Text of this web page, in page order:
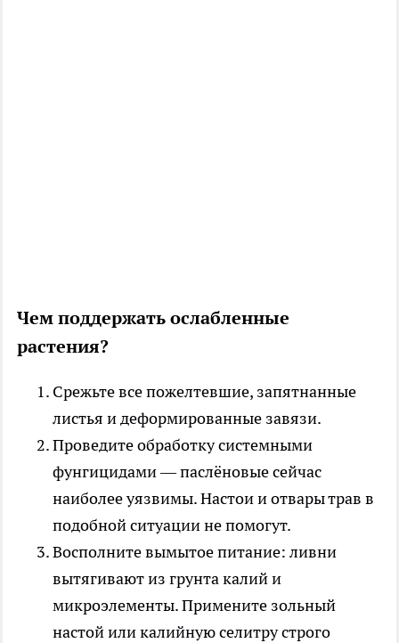
Чем поддержать ослабленные
растения?
Срежьте все пожелтевшие, запятнанные
листья и деформированные завязи.
Проведите обработку системными
фунгицидами — паслёновые сейчас
наиболее уязвимы. Настои и отвары трав в
подобной ситуации не помогут.
Восполните вымытое питание: ливни
вытягивают из грунта калий и
микроэлементы. Примените зольный
настой или калийную селитру строго